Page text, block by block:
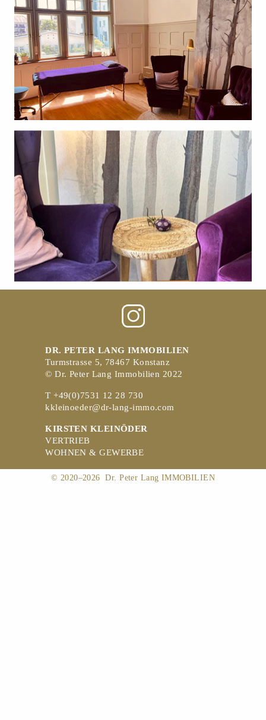
DR. PETER LANG IMMOBILIEN
Turmstrasse 5, 78467 Konstanz
© Dr. Peter Lang Immobilien 2022
T +49(0)7531 12 28 730
kkleinoeder@dr-lang-immo.com
KIRSTEN KLEINÖDER
VERTRIEB
WOHNEN & GEWERBE
© 2020–2026 Dr. Peter Lang IMMOBILIEN